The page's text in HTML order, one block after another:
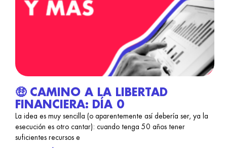
🤑 CAMINO A LA LIBERTAD
FINANCIERA: DÍA 0
La idea es muy sencilla (o aparentemente así debería ser, ya la
esecución es otro cantar): cuando tenga 50 años tener
suficientes recursos e